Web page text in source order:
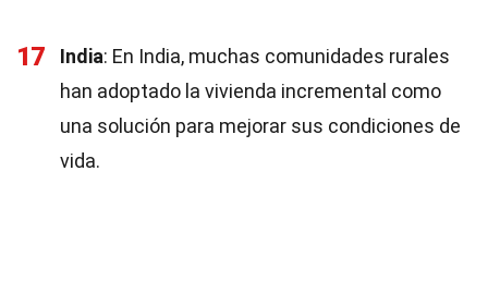
17 India: En India, muchas comunidades rurales
han adoptado la vivienda incremental como
una solución para mejorar sus condiciones de
vida.